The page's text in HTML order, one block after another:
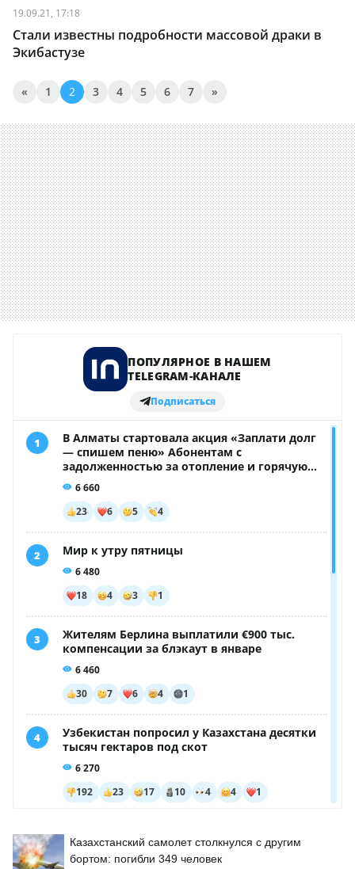
19.09.21, 17:18
Стали известны подробности массовой драки в
Экибастузе
« 1 2 3 4 5 6 7 »
Казахстанский самолет столкнулся с другим
бортом: погибли 349 человек